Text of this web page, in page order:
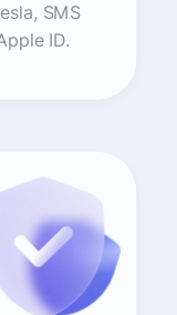
SMS
ID.